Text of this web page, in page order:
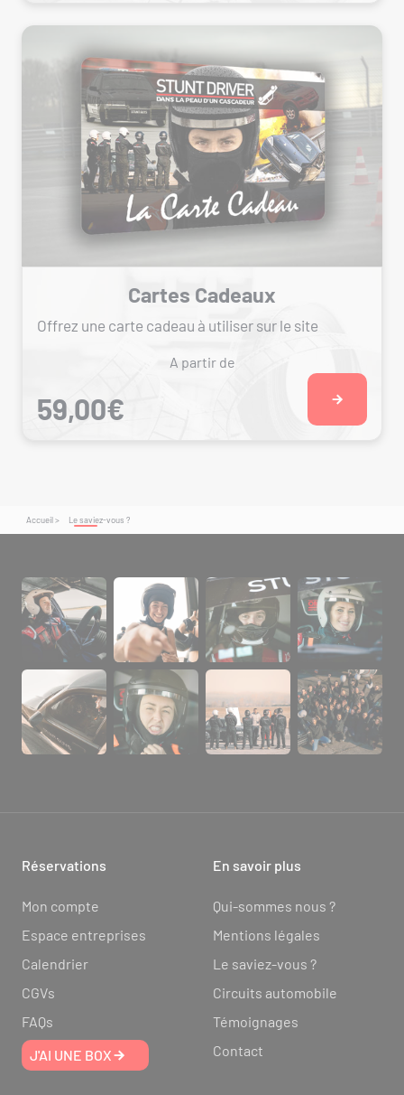
Cartes Cadeaux
Offrez une carte cadeau à utiliser sur le site
A partir de
59,00€
Accueil > Le saviez-vous ?
Réservations
Mon compte
Espace entreprises
Calendrier
CGVs
FAQs
J'AI UNE BOX
En savoir plus
Qui-sommes nous ?
Mentions légales
Le saviez-vous ?
Circuits automobile
Témoignages
Contact